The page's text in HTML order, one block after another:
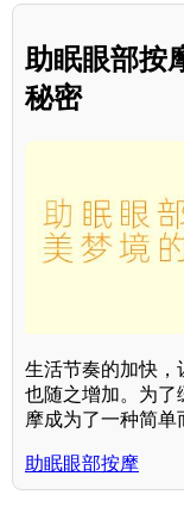
助眠眼部按
秘密
生活节奏的加快，
也随之增加。为了
摩成为了一种简单
助眠眼部按摩